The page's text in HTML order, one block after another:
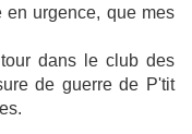
en urgence, que mes
dans le club des
de guerre de P'tit